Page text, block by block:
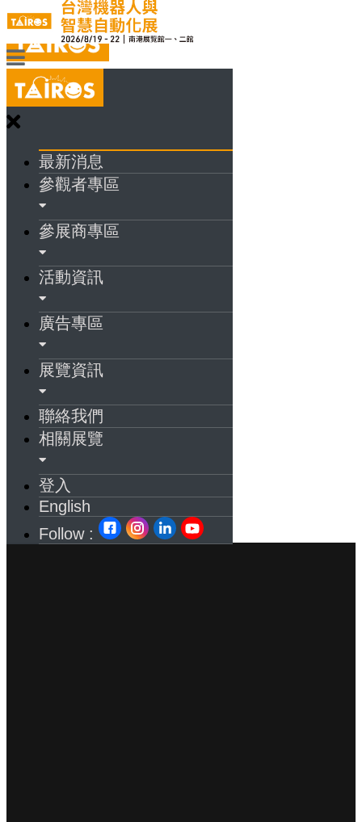
最新消息
參觀者專區
參展商專區
活動資訊
廣告專區
展覽資訊
聯絡我們
相關展覽
登入
English
Follow :